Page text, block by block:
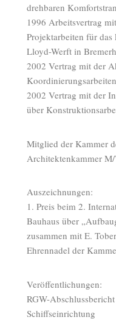
drehbaren
1996 Arbeitsvertrag
Projektarbeiten für das
Lloyd-Werft in
2002 Vertrag mit der
2002 Vertrag mit der
über
Mitglied der Kammer
Architektenkammer
Auszeichnungen:
1. Preis beim 2.
Bauhaus über
zusammen mit E. Tober
Ehrennadel der
Veröffentlichungen:
RGW-
Schiffseinrichtung